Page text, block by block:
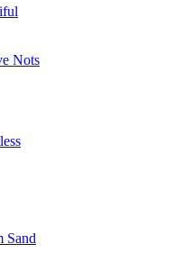
Nots
Sand